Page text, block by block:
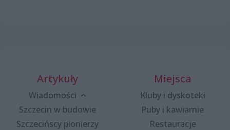
Artykuły
Wiadomości
Szczecin w budowie
Szczecińscy pionierzy
Miejsca
Kluby i dyskoteki
Puby i kawiarnie
Restauracje